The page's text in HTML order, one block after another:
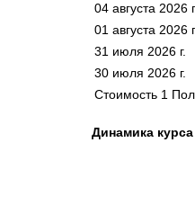
04 августа 2026
01 августа 2026
31 июля 2026 г.
30 июля 2026 г.
Cтоимость 1
Динамика